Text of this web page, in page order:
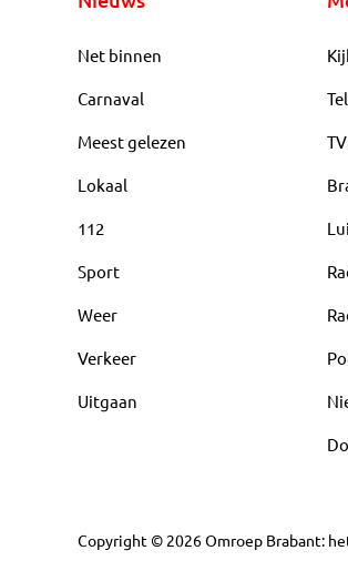
Net binnen
Carnaval
Meest gelezen
Lokaal
112
Sport
Weer
Verkeer
Uitgaan
Copyright © 2026Omroep Brabant: